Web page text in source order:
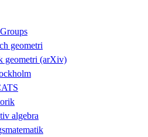
geometri
geometri (arXiv)
algebra